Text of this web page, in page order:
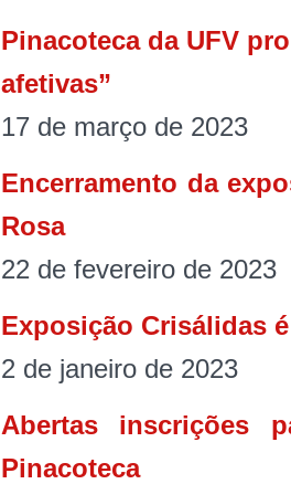
Pinacoteca da UFV
afetivas”
17 de março de 2023
Encerramento da
Rosa
22 de fevereiro de 2023
Exposição Crisálidas
2 de janeiro de 2023
Abertas inscrições
Pinacoteca